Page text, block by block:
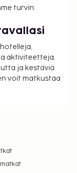
turvin.
aktiviteetteja.
ja kestäviä
voit matkustaa